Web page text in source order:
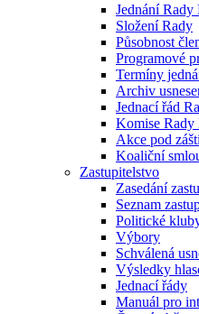
Jednání
Složení Rady
Působnost
Programové
Termíny
Archiv
Jednací řád
Komise
Akce pod
Koaliční
Zastupitelstvo
Zasedání
Seznam
Politické
Výbory
Schválená
Výsledky
Jednací řády
Manuál pro